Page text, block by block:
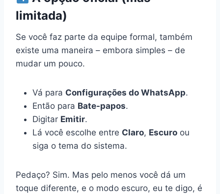
limitada)
Se você faz parte da equipe formal, também
existe uma maneira – embora simples – de
mudar um pouco.
Vá para Configurações do WhatsApp.
Então para Bate-papos.
Digitar Emitir.
Lá você escolhe entre Claro, Escuro ou
siga o tema do sistema.
Pedaço? Sim. Mas pelo menos você dá um
toque diferente, e o modo escuro, eu te digo, é